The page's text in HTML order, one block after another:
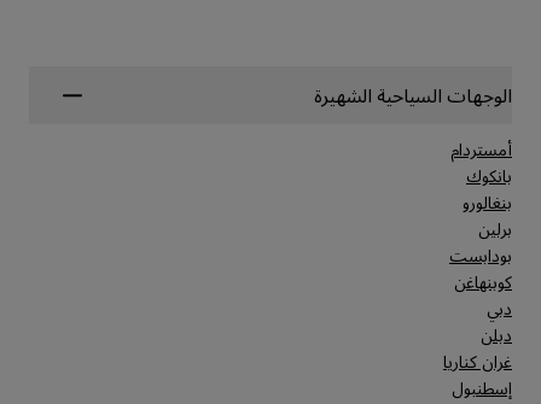
الموقع
النظافة
الوجهات السياحية الشهيرة
أمستردام
بانكوك
بنغالورو
برلين
بودابست
كوبنهاغن
دبي
دبلن
غران كناريا
إسطنبول